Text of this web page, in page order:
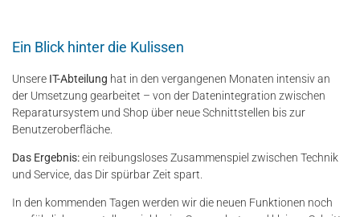
Ein Blick hinter die Kulissen
Unsere IT-Abteilung hat in den vergangenen Monaten intensiv an
der Umsetzung gearbeitet – von der Datenintegration zwischen
Reparatursystem und Shop über neue Schnittstellen bis zur
Benutzeroberfläche.
Das Ergebnis:ein reibungsloses Zusammenspiel zwischen Technik
und Service, das Dir spürbar Zeit spart.
In den kommenden Tagen werden wir die neuen Funktionen noch